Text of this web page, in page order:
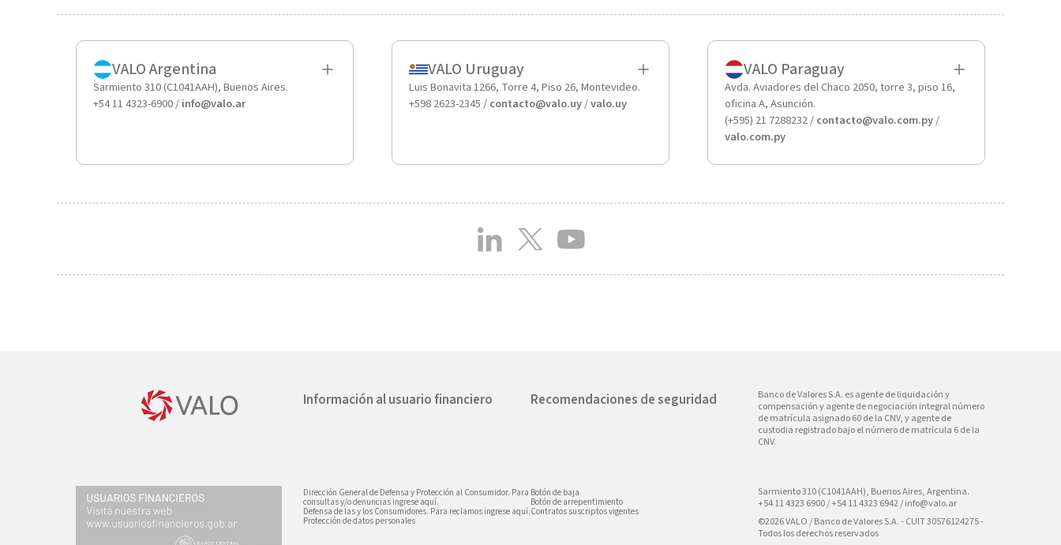
VALO Argentina
Sarmiento 310 (C1041AAH), Buenos Aires.
+54 11 4323-6900 /info@valo.ar
VALO Uruguay
Luis Bonavita 1266, Torre 4, Piso 26, Montevideo.
+598 2623-2345 /contacto@valo.uy/valo.uy
VALO Paraguay
Avda. Aviadores del Chaco 2050, torre 3, piso 16,
oficina A, Asunción.
(+595) 21 7288232 /contacto@valo.com.py/
valo.com.py
Información al usuario financiero Recomendaciones de seguridad
Banco de Valores S.A. es agente de liquidación y
compensación y agente de negociación integral número
de matrícula asignado 60 de la CNV, y agente de
custodia registrado bajo el número de matrícula 6 de la
CNV.
Dirección General de Defensa y Protección al Consumidor. Para
consultas y/o denuncias ingrese aquí.
Defensa de las y los Consumidores. Para reclamos ingrese aquí.
Protección de datos personales
Botón de baja
Botón de arrepentimiento
Contratos suscriptos vigentes
Sarmiento 310 (C1041AAH), Buenos Aires, Argentina.
+54 11 4323 6900 / +54 11 4323 6942 /info@valo.ar
©2026 VALO / Banco de Valores S.A. - CUIT 30576124275 -
Todos los derechos reservados